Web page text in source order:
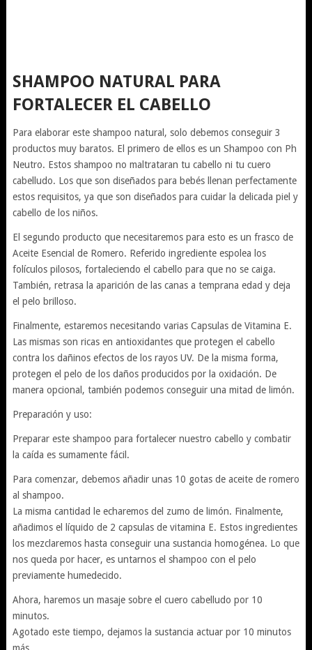
SHAMPOO NATURAL PARA
FORTALECER EL CABELLO
Para elaborar este shampoo natural, solo debemos conseguir 3
productos muy baratos. El primero de ellos es un Shampoo con Ph
Neutro. Estos shampoo no maltrataran tu cabello ni tu cuero
cabelludo. Los que son diseñados para bebés llenan perfectamente
estos requisitos, ya que son diseñados para cuidar la delicada piel y
cabello de los niños.
El segundo producto que necesitaremos para esto es un frasco de
Aceite Esencial de Romero. Referido ingrediente espolea los
folículos pilosos, fortaleciendo el cabello para que no se caiga.
También, retrasa la aparición de las canas a temprana edad y deja
el pelo brilloso.
Finalmente, estaremos necesitando varias Capsulas de Vitamina E.
Las mismas son ricas en antioxidantes que protegen el cabello
contra los dañinos efectos de los rayos UV. De la misma forma,
protegen el pelo de los daños producidos por la oxidación. De
manera opcional, también podemos conseguir una mitad de limón.
Preparación y uso:
Preparar este shampoo para fortalecer nuestro cabello y combatir
la caída es sumamente fácil.
Para comenzar, debemos añadir unas 10 gotas de aceite de romero
al shampoo.
La misma cantidad le echaremos del zumo de limón. Finalmente,
añadimos el líquido de 2 capsulas de vitamina E. Estos ingredientes
los mezclaremos hasta conseguir una sustancia homogénea. Lo que
nos queda por hacer, es untarnos el shampoo con el pelo
previamente humedecido.
Ahora, haremos un masaje sobre el cuero cabelludo por 10
minutos.
Agotado este tiempo, dejamos la sustancia actuar por 10 minutos